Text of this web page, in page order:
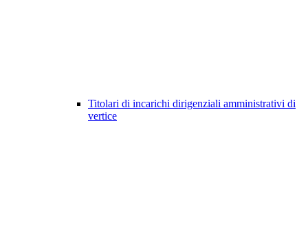
Titolari di incarichi dirigenziali amministrativi di
vertice